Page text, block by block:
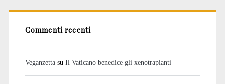
Commenti recenti
Veganzettasu Il Vaticano benedice gli xenotrapianti